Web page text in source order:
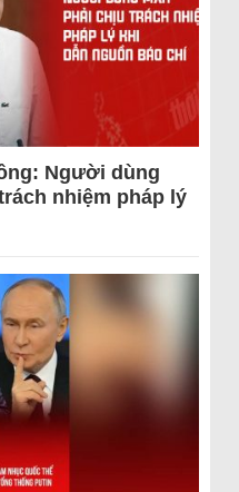
Người dùng
nhiệm pháp lý